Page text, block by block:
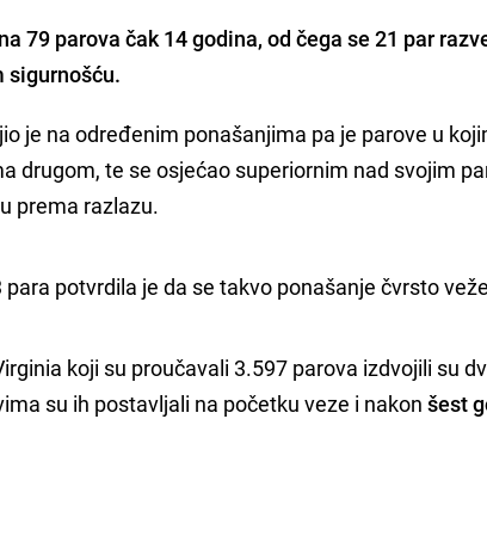
79 parova čak 14 godina, od čega se 21 par
sigurnošću.
je na određenim ponašanjima pa je parove u
drugom, te se osjećao superiornim nad svojim
prema razlazu.
potvrdila je da se takvo ponašanje čvrsto
koji su proučavali 3.597 parova izdvojili su
su ih postavljali na početku veze i nakon šest